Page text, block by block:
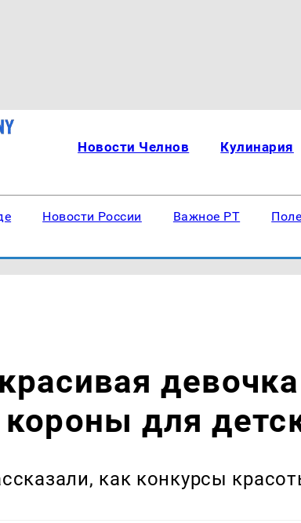
Новости Челнов Кулинария
Новости России Важное РТ
для
как конкурсы